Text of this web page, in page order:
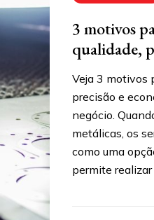
3 motivos
qualidade,
Veja 3 motivos
precisão e
negócio.
metálicas, os
como uma
permite